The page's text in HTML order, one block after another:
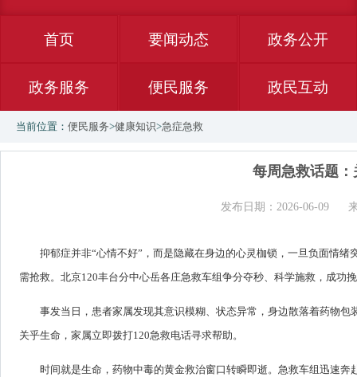
首页 要闻动态 政务公开
政务服务 便民服务 政民互动
当前位置： 便民服务>健康知识>急症急救
每周急救话题
发布日期：2026-06-09
抑郁症并非“心情不好”，而是隐藏在身边的心灵枷锁，一旦负面情
需抢救。北京120丰台分中心岳各庄急救车组争分夺秒、科学施救，成
事发当日，患者家属发现其意识模糊、状态异常，身边散落着药物
关乎生命，家属立即拨打120急救电话寻求帮助。
时间就是生命，药物中毒的黄金救治窗口转瞬即逝。急救车组迅速